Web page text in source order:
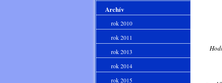
Archív
rok 2010
rok 2011
rok 2013
rok 2014
rok 2015